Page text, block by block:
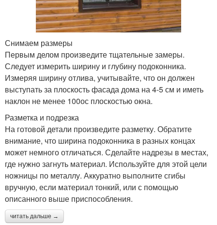
Снимаем размеры
Первым делом произведите тщательные замеры.
Следует измерить ширину и глубину подоконника.
Измеряя ширину отлива, учитывайте, что он должен
выступать за плоскость фасада дома на 4-5 см и иметь
наклон не менее 100ос плоскостью окна.
Разметка и подрезка
На готовой детали произведите разметку. Обратите
внимание, что ширина подоконника в разных концах
может немного отличаться. Сделайте надрезы в местах,
где нужно загнуть материал. Используйте для этой цели
ножницы по металлу. Аккуратно выполните сгибы
вручную, если материал тонкий, или с помощью
описанного выше приспособления.
читать дальше →